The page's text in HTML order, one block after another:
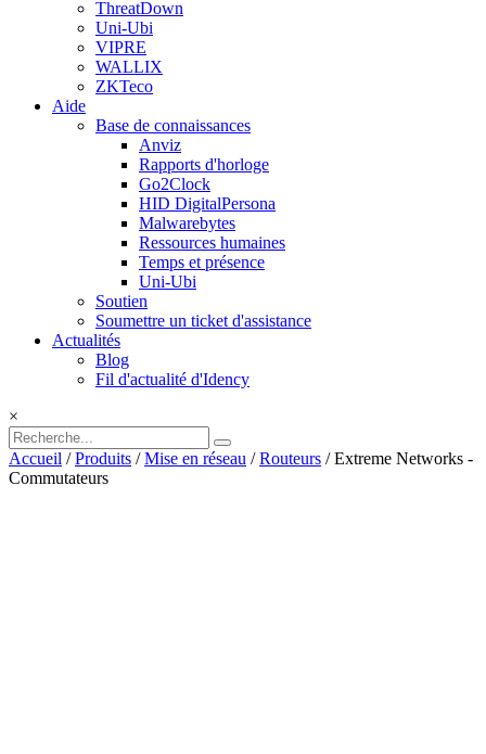
ThreatDown
Uni-Ubi
VIPRE
WALLIX
ZKTeco
Aide
Base de connaissances
Anviz
Rapports d'horloge
Go2Clock
HID DigitalPersona
Malwarebytes
Ressources humaines
Temps et présence
Uni-Ubi
Soutien
Soumettre un ticket d'assistance
Actualités
Blog
Fil d'actualité d'Idency
×
Accueil /Produits /Mise en réseau /Routeurs / Extreme Networks -
Commutateurs